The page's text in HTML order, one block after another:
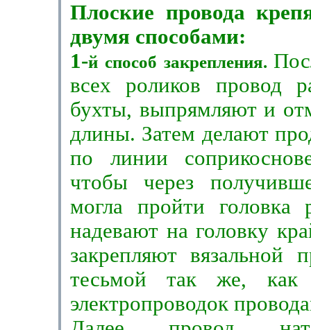
Плоские провода
двумя спосо­бами:
1-й способ закрепления.
всех роликов провод
бухты, выпрямляют и
длины. Затем делают
по линии
чтобы через
могла пройти головка
надевают на головку
закреп­ляют вязальной
тесьмой так же, как
электропроводок